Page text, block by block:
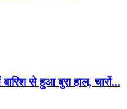
से हुआ बुरा हाल, चारों...